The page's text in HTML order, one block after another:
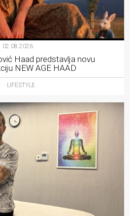
02.08.2026.
Haad predstavlja novu
NEW AGE HAAD
LIFESTYLE